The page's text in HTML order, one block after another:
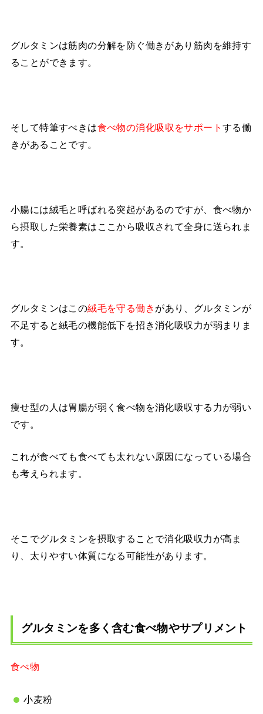
グルタミンは筋肉の分解を防ぐ働きがあり筋肉を維持す
ることができます。
そして特筆すべきは食べ物の消化吸収をサポート する働
きがあることです。
小腸には絨毛と呼ばれる突起があるのですが、食べ物か
ら摂取した栄養素はここから吸収されて全身に送られま
す。
グルタミンはこの絨毛を守る働き があり、グルタミンが
不足すると絨毛の機能低下を招き消化吸収力が弱まりま
す。
痩せ型の人は胃腸が弱く食べ物を消化吸収する力が弱い
です。
これが食べても食べても太れない原因になっている場合
も考えられます。
そこでグルタミンを摂取することで消化吸収力が高ま
り、太りやすい体質になる可能性があります。
グルタミンを多く含む食べ物やサプリメント
食べ物
小麦粉